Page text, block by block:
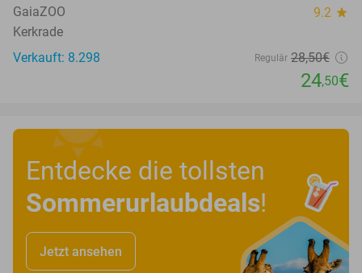
GaiaZOO 9.2 star
Kerkrade
Verkauft: 8.298
Regulär 28,50€
24,50€
Entdecke die tollsten
Sommerurlaubdeals!
Jetzt ansehen